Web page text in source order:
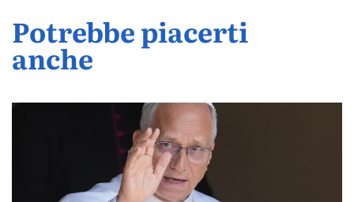
Potrebbe piacerti
anche